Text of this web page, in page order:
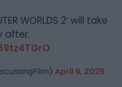
WORLDS 2’ will take
after.
April 9, 2025